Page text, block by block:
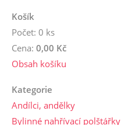
Košík
Počet: 0 ks
Cena: 0,00 Kč
Obsah košíku
Kategorie
Andílci, andělky
Bylinné nahřívací polštářky